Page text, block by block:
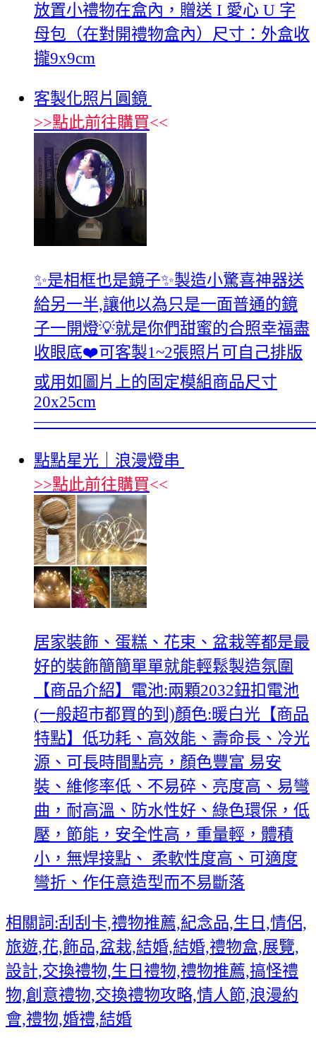
放置小禮物在盒內，贈送 I️ 愛心 U 字
母包（在對開禮物盒內）尺寸：外盒收
攏9x9cm
客製化照片圓鏡
>>點此前往購買<<
✨是相框也是鏡子✨製造小驚喜神器送
給另一半,讓他以為只是一面普通的鏡
子一開燈💡就是你們甜蜜的合照幸福盡
收眼底❤️可客製1~2張照片可自己排版
或用如圖片上的固定模組商品尺寸
20x25cm
點點星光｜浪漫燈串
>>點此前往購買<<
居家裝飾、蛋糕、花束、盆栽等都是最
好的裝飾簡簡單單就能輕鬆製造氛圍
【商品介紹】電池:兩顆2032鈕扣電池
(一般超市都買的到)顏色:暖白光【商品
特點】低功耗、高效能、壽命長、冷光
源、可長時間點亮，顏色豐富 易安
裝、維修率低、不易碎、亮度高、易彎
曲，耐高溫、防水性好、綠色環保，低
壓，節能，安全性高，重量輕，體積
小，無焊接點、 柔軟性度高、可適度
彎折、作任意造型而不易斷落
相關詞:刮刮卡,禮物推薦,紀念品,生日,情侶,
旅遊,花,飾品,盆栽,結婚,結婚,禮物盒,展覽,
設計,交換禮物,生日禮物,禮物推薦,搞怪禮
物,創意禮物,交換禮物攻略,情人節,浪漫約
會,禮物,婚禮,結婚